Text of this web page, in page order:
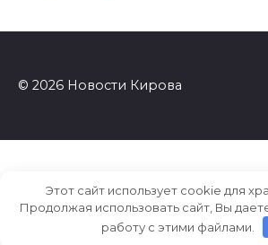
© 2026 Новости Кирова
Этот сайт использует cookie для
Продолжая использовать сайт, Вы
работу с этими файлами.